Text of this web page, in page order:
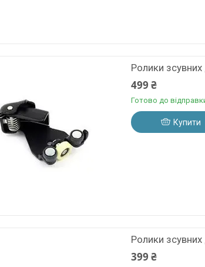
Ролики
499 ₴
Готово до
Купити
Ролики
399 ₴